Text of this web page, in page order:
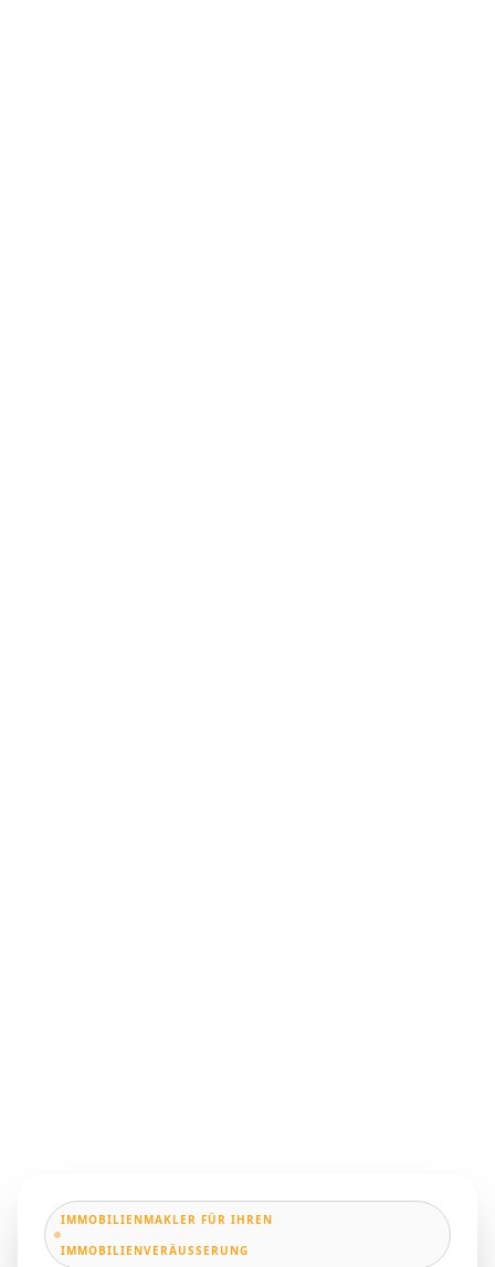
IMMOBILIENMAKLER FÜR IHREN
IMMOBILIENVERÄUSSERUNG